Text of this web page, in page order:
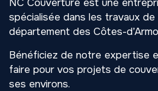
NC Couverture est une
spécialisée dans les travaux
département des Côtes-
Bénéficiez de notre expertise
faire pour vos projets de
ses environs.